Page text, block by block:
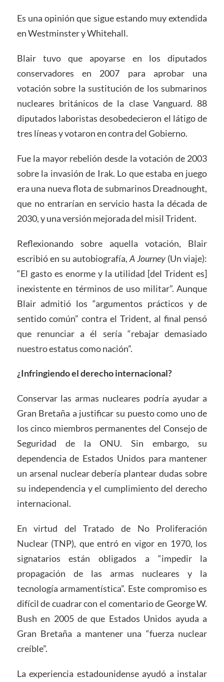
Es una opinión que sigue estando muy extendida
en Westminster y Whitehall.
Blair tuvo que apoyarse en los diputados
conservadores en 2007 para aprobar una
votación sobre la sustitución de los submarinos
nucleares británicos de la clase Vanguard. 88
diputados laboristas desobedecieron el látigo de
tres líneas y votaron en contra del Gobierno.
Fue la mayor rebelión desde la votación de 2003
sobre la invasión de Irak. Lo que estaba en juego
era una nueva flota de submarinos Dreadnought,
que no entrarían en servicio hasta la década de
2030, y una versión mejorada del misil Trident.
Reflexionando sobre aquella votación, Blair
escribió en su autobiografía,A Journey (Un viaje):
“El gasto es enorme y la utilidad [del Trident es]
inexistente en términos de uso militar”. Aunque
Blair admitió los “argumentos prácticos y de
sentido común” contra el Trident, al final pensó
que renunciar a él sería “rebajar demasiado
nuestro estatus como nación”.
¿Infringiendo el derecho internacional?
Conservar las armas nucleares podría ayudar a
Gran Bretaña a justificar su puesto como uno de
los cinco miembros permanentes del Consejo de
Seguridad de la ONU. Sin embargo, su
dependencia de Estados Unidos para mantener
un arsenal nuclear debería plantear dudas sobre
su independencia y el cumplimiento del derecho
internacional.
En virtud del Tratado de No Proliferación
Nuclear (TNP), que entró en vigor en 1970, los
signatarios están obligados a “impedir la
propagación de las armas nucleares y la
tecnología armamentística”. Este compromiso es
difícil de cuadrar con el comentario de George W.
Bush en 2005 de que Estados Unidos ayuda a
Gran Bretaña a mantener una “fuerza nuclear
creíble”.
La experiencia estadounidense ayudó a instalar